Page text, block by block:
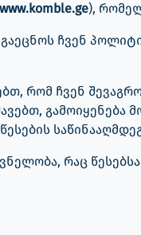
www.komble.ge),
ჩვენ
რომ ჩვენ
გამოიყენება
რაც